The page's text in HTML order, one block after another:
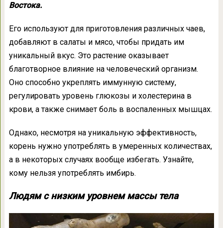
Востока.
Его используют для приготовления различных чаев,
добавляют в салаты и мясо, чтобы придать им
уникальный вкус. Это растение оказывает
благотворное влияние на человеческий организм.
Оно способно укреплять иммунную систему,
регулировать уровень глюкозы и холестерина в
крови, а также снимает боль в воспаленных мышцах.
Однако, несмотря на уникальную эффективность,
корень нужно употреблять в умеренных количествах,
а в некоторых случаях вообще избегать. Узнайте,
кому нельзя употреблять имбирь.
Людям с низким уровнем массы тела